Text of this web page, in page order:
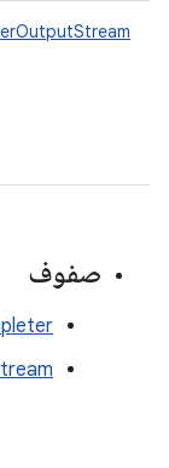
صفوف